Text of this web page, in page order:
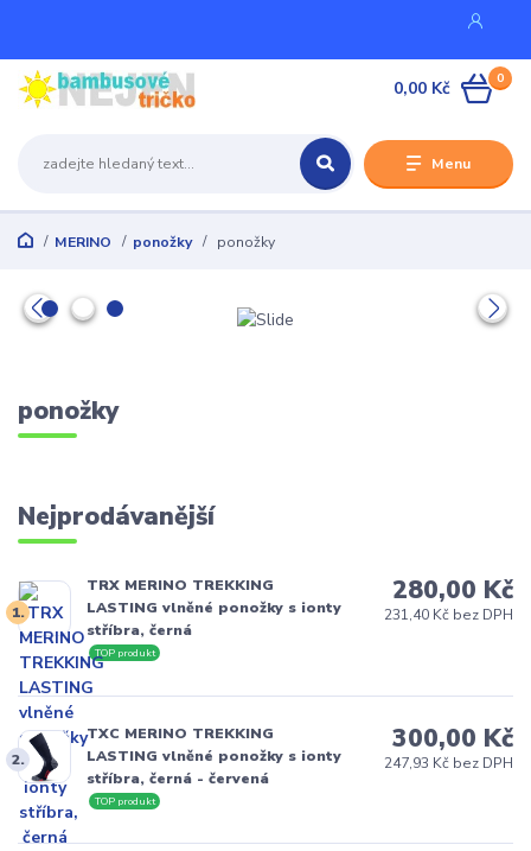
Menu
0
0,00 Kč
MERINO ponožky ponožky
ponožky
Nejprodávanější
1.
TRX MERINO TREKKING
LASTING vlněné ponožky s ionty
stříbra, černá
TOP produkt
280,00 Kč
231,40 Kč bez DPH
2.
TXC MERINO TREKKING
LASTING vlněné ponožky s ionty
stříbra, černá - červená
TOP produkt
300,00 Kč
247,93 Kč bez DPH